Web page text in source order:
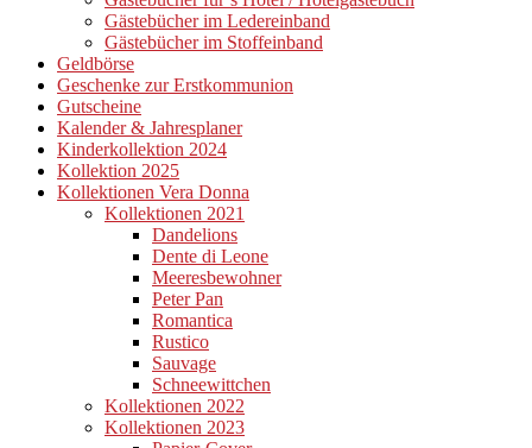
Gästebücher im Ledereinband
Gästebücher im Stoffeinband
Geldbörse
Geschenke zur Erstkommunion
Gutscheine
Kalender & Jahresplaner
Kinderkollektion 2024
Kollektion 2025
Kollektionen Vera Donna
Kollektionen 2021
Dandelions
Dente di Leone
Meeresbewohner
Peter Pan
Romantica
Rustico
Sauvage
Schneewittchen
Kollektionen 2022
Kollektionen 2023